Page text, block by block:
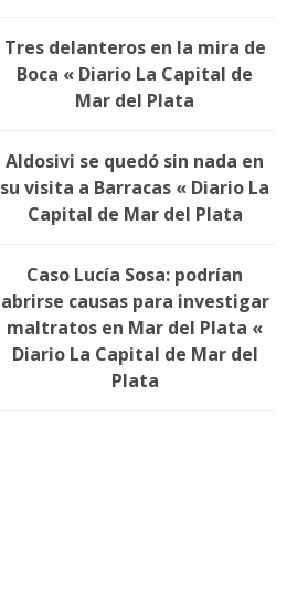
Tres delanteros en la mira de
Boca « Diario La Capital de
Mar del Plata
Aldosivi se quedó sin nada en
su visita a Barracas « Diario La
Capital de Mar del Plata
Caso Lucía Sosa: podrían
abrirse causas para investigar
maltratos en Mar del Plata «
Diario La Capital de Mar del
Plata